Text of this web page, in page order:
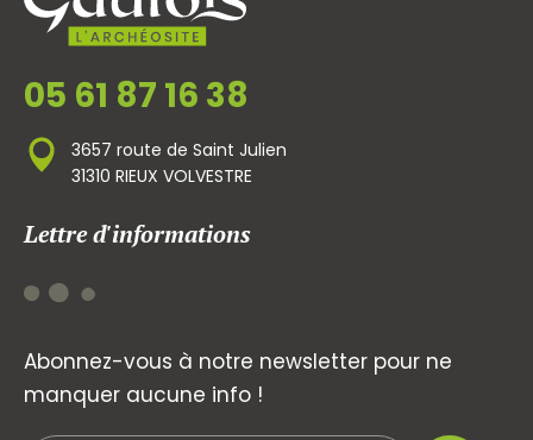
05 61 87 16 38
3657 route de Saint Julien
31310 RIEUX VOLVESTRE
Lettre d'informations
Abonnez-vous à notre newsletter pour ne
manquer aucune info !